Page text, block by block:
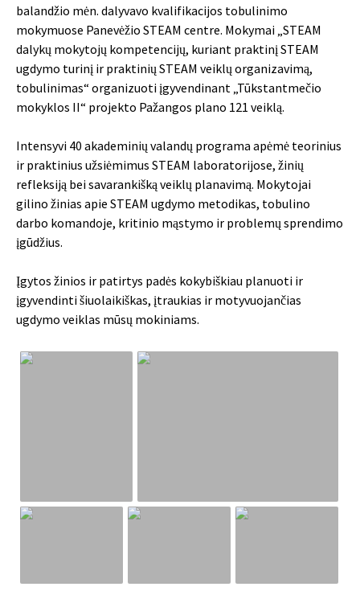
balandžio mėn. dalyvavo kvalifikacijos tobulinimo
mokymuose Panevėžio STEAM centre. Mokymai „STEAM
dalykų mokytojų kompetencijų, kuriant praktinį STEAM
ugdymo turinį ir praktinių STEAM veiklų organizavimą,
tobulinimas“ organizuoti įgyvendinant „Tūkstantmečio
mokyklos II“ projekto Pažangos plano 121 veiklą.
Intensyvi 40 akademinių valandų programa apėmė teorinius
ir praktinius užsiėmimus STEAM laboratorijose, žinių
refleksiją bei savarankišką veiklų planavimą. Mokytojai
gilino žinias apie STEAM ugdymo metodikas, tobulino
darbo komandoje, kritinio mąstymo ir problemų sprendimo
įgūdžius.
Įgytos žinios ir patirtys padės kokybiškiau planuoti ir
įgyvendinti šiuolaikiškas, įtraukias ir motyvuojančias
ugdymo veiklas mūsų mokiniams.